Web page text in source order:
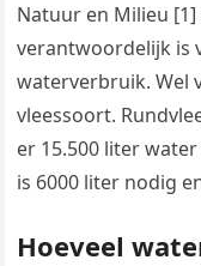
Natuur en Milieu
verantwoordelijk is
waterverbruik. Wel
vleessoort.
er 15.500 liter
is 6000 liter nodig
Hoeveel